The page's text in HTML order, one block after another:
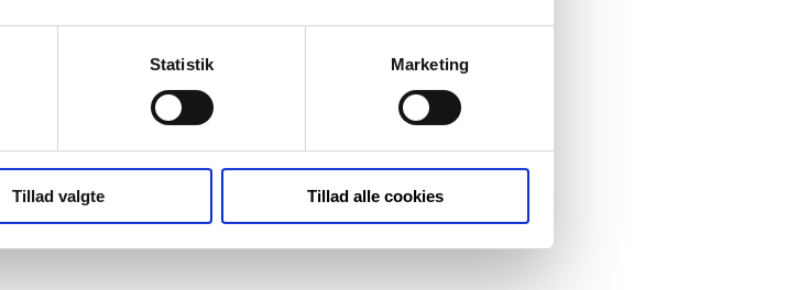
Statistik Marketing
Tillad valgte Tillad alle cookies